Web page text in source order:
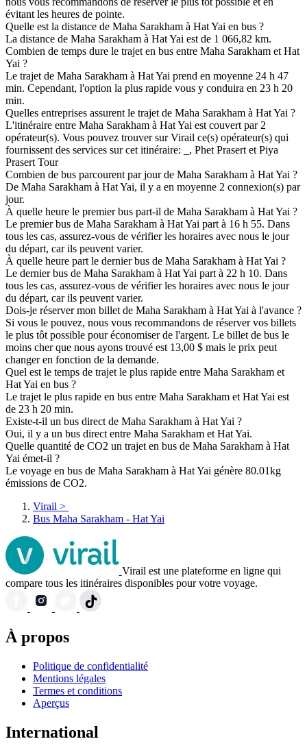
évitant les heures de pointe.
Quelle est la distance de Maha Sarakham à Hat Yai en bus ?
La distance de Maha Sarakham à Hat Yai est de 1 066,82 km.
Combien de temps dure le trajet en bus entre Maha Sarakham et Hat
Yai ?
Le trajet de Maha Sarakham à Hat Yai prend en moyenne 24 h 47
min. Cependant, l'option la plus rapide vous y conduira en 23 h 20
min.
Quelles entreprises assurent le trajet de Maha Sarakham à Hat Yai ?
L'itinéraire entre Maha Sarakham à Hat Yai est couvert par 2
opérateur(s). Vous pouvez trouver sur Virail ce(s) opérateur(s) qui
fournissent des services sur cet itinéraire: _, Phet Prasert et Piya
Prasert Tour
Combien de bus parcourent par jour de Maha Sarakham à Hat Yai ?
De Maha Sarakham à Hat Yai, il y a en moyenne 2 connexion(s) par
jour.
À quelle heure le premier bus part-il de Maha Sarakham à Hat Yai ?
Le premier bus de Maha Sarakham à Hat Yai part à 16 h 55. Dans
tous les cas, assurez-vous de vérifier les horaires avec nous le jour
du départ, car ils peuvent varier.
À quelle heure part le dernier bus de Maha Sarakham à Hat Yai ?
Le dernier bus de Maha Sarakham à Hat Yai part à 22 h 10. Dans
tous les cas, assurez-vous de vérifier les horaires avec nous le jour
du départ, car ils peuvent varier.
Dois-je réserver mon billet de Maha Sarakham à Hat Yai à l'avance ?
Si vous le pouvez, nous vous recommandons de réserver vos billets
le plus tôt possible pour économiser de l'argent. Le billet de bus le
moins cher que nous ayons trouvé est 13,00 $ mais le prix peut
changer en fonction de la demande.
Quel est le temps de trajet le plus rapide entre Maha Sarakham et
Hat Yai en bus ?
Le trajet le plus rapide en bus entre Maha Sarakham et Hat Yai est
de 23 h 20 min.
Existe-t-il un bus direct de Maha Sarakham à Hat Yai ?
Oui, il y a un bus direct entre Maha Sarakham et Hat Yai.
Quelle quantité de CO2 un trajet en bus de Maha Sarakham à Hat
Yai émet-il ?
Le voyage en bus de Maha Sarakham à Hat Yai génère 80.01kg
émissions de CO2.
Virail >
Bus Maha Sarakham - Hat Yai
Virail est une plateforme en ligne qui
compare tous les itinéraires disponibles pour votre voyage.
À propos
Politique de confidentialité
Mentions légales
Termes et conditions
Aperçus
International